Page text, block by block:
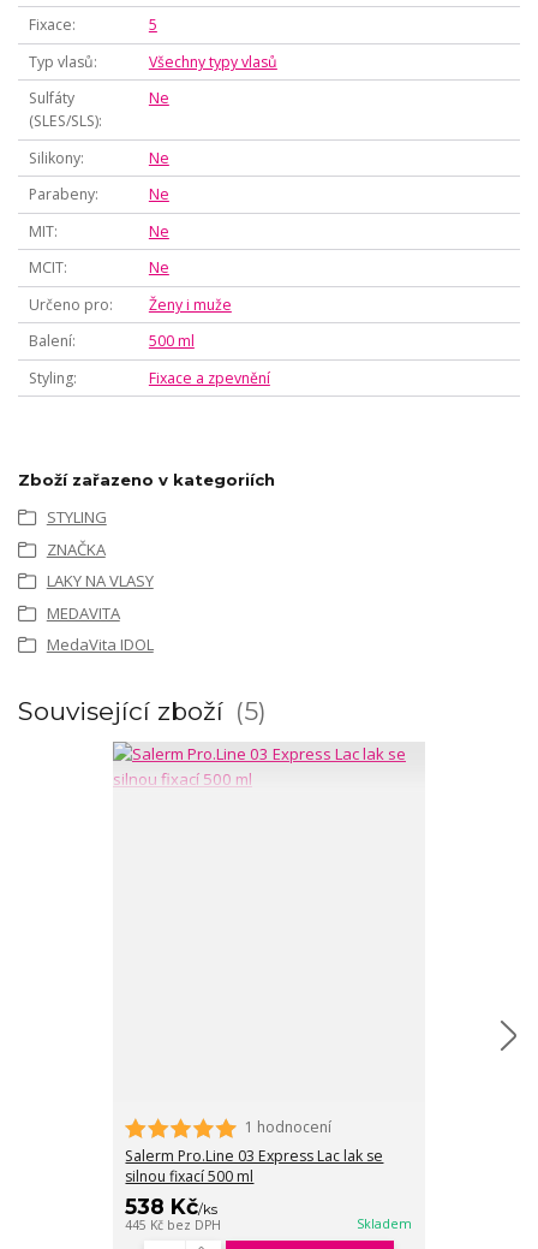
Fixace
5
Typ vlasů
Všechny typy vlasů
Sulfáty
(SLES/SLS)
Ne
Silikony
Ne
Parabeny
Ne
MIT
Ne
MCIT
Ne
Určeno pro
Ženy i muže
Balení
500 ml
Styling
Fixace a zpevnění
Zboží zařazeno v kategoriích
STYLING
ZNAČKA
LAKY NA VLASY
MEDAVITA
MedaVita IDOL
Související zboží 5
1 hodnocení
Salerm Pro.Line 03 Express Lac lak se
silnou fixací 500 ml
538 Kč/ks
445 Kč bez DPH Skladem